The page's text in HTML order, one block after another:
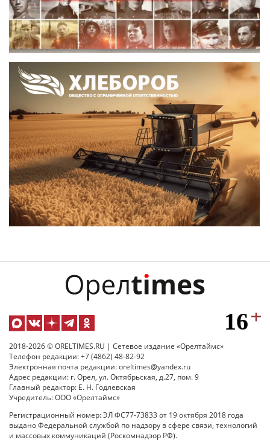
2018-2026 © ORELTIMES.RU | Сетевое издание «Орелтаймс»
Телефон редакции: +7 (4862) 48-82-92
Электронная почта редакции: oreltimes@yandex.ru
Адрес редакции: г. Орел, ул. Октябрьская, д.27, пом. 9
Главный редактор: Е. Н. Годлевская
Учредитель: ООО «Орелтаймс»
Регистрационный номер: ЭЛ ФС77-73833 от 19 октября 2018 года
выдано Федеральной службой по надзору в сфере связи, технологий
и массовых коммуникаций (Роскомнадзор РФ).